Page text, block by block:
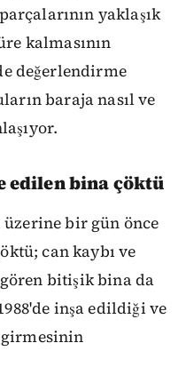
yaklaşık
kalmasının
değerlendirme
baraja nasıl ve
edilen bina çöktü
üzerine bir gün önce
can kaybı ve
bitişik bina da
inşa edildiği ve
girmesinin